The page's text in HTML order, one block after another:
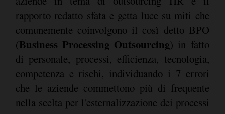
rapporto redatto sfata e getta luce su miti che
comunemente coinvolgono il così detto BPO
(Business Processing Outsourcing) in fatto
di personale, processi, efficienza, tecnologia,
competenza e rischi, individuando i 7 errori
che le aziende commettono più di frequente
nella scelta per l'esternalizzazione dei processi